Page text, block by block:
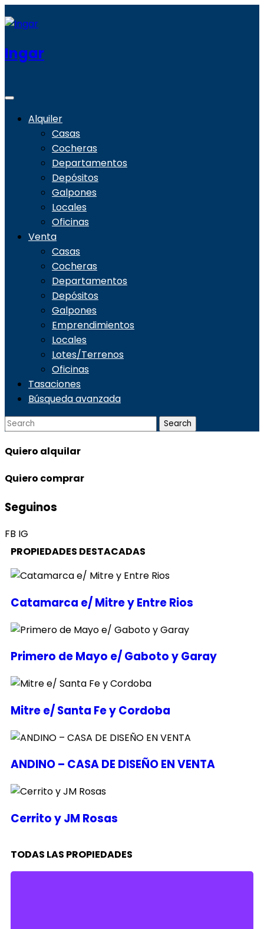
Ingar
Alquiler
Casas
Cocheras
Departamentos
Depósitos
Galpones
Locales
Oficinas
Venta
Casas
Cocheras
Departamentos
Depósitos
Galpones
Emprendimientos
Locales
Lotes/Terrenos
Oficinas
Tasaciones
Búsqueda avanzada
Quiero alquilar
Quiero comprar
Seguinos
FB IG
PROPIEDADES DESTACADAS
Catamarca e/ Mitre y Entre Rios
Primero de Mayo e/ Gaboto y Garay
Mitre e/ Santa Fe y Cordoba
ANDINO – CASA DE DISEÑO EN VENTA
Cerrito y JM Rosas
TODAS LAS PROPIEDADES